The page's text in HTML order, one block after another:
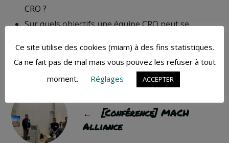
CRO ?
Sur quels objectifs une équipe CRO peut se
←
[Conférence] MACH
Alliance
Ce site utilise des cookies (miam) à des fins statistiques.
Ca ne fait pas de mal mais vous pouvez les refuser à tout
moment.
Réglages ACCEPTER